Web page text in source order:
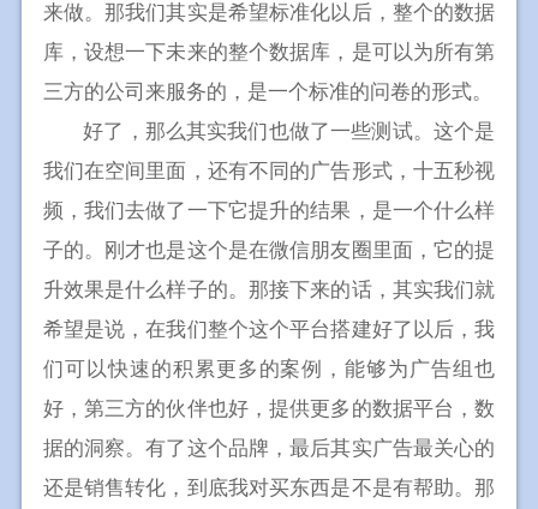
来做。那我们其实是希望标准化以后，整个的数据
库，设想一下未来的整个数据库，是可以为所有第
三方的公司来服务的，是一个标准的问卷的形式。
好了，那么其实我们也做了一些测试。这个是
我们在空间里面，还有不同的广告形式，十五秒视
频，我们去做了一下它提升的结果，是一个什么样
子的。刚才也是这个是在微信朋友圈里面，它的提
升效果是什么样子的。那接下来的话，其实我们就
希望是说，在我们整个这个平台搭建好了以后，我
们可以快速的积累更多的案例，能够为广告组也
好，第三方的伙伴也好，提供更多的数据平台，数
据的洞察。有了这个品牌，最后其实广告最关心的
还是销售转化，到底我对买东西是不是有帮助。那